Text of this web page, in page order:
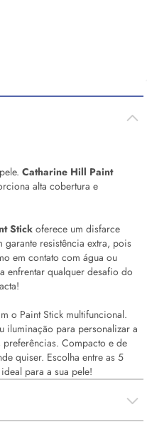
Catharine Hill Paint
alta cobertura e
Stick oferece um disfarce
garante resistência extra, pois
em contato com água ou
enfrentar qualquer desafio do
o Paint Stick multifuncional.
iluminação para personalizar a
Compacto e de
quiser. Escolha entre as 5
para a sua pele!